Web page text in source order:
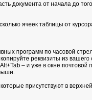
документа от начала до
ячеек таблицы от
программ по часовой
реквизиты из
– и уже в окне
присутствуют в